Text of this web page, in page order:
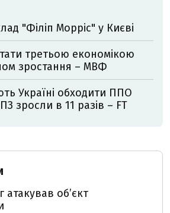
"Філіп Морріс" у Києві
третьою економікою
зростання – МВФ
Україні обходити ППО
зросли в 11 разів – FT
атакував обʼєкт